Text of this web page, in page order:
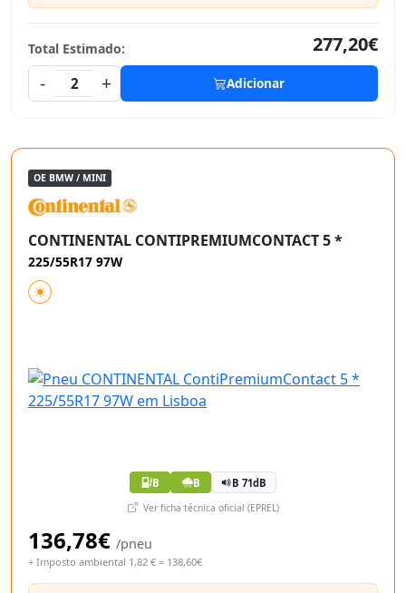
Total Estimado:
277,20€
-
2 + Adicionar
OE BMW / MINI
CONTINENTAL CONTIPREMIUMCONTACT 5 *
225/55R17 97W
B B B 71dB
Ver ficha técnica oficial (EPREL)
136,78€ /pneu
+ Imposto ambiental 1,82 € = 138,60€